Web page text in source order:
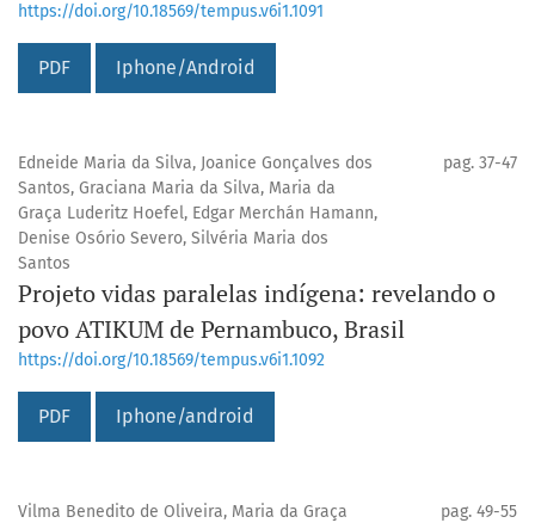
https://doi.org/10.18569/tempus.v6i1.1091
PDF Iphone/Android
Edneide Maria da Silva, Joanice Gonçalves dos
Santos, Graciana Maria da Silva, Maria da
Graça Luderitz Hoefel, Edgar Merchán Hamann,
Denise Osório Severo, Silvéria Maria dos
Santos
pag. 37-47
Projeto vidas paralelas indígena: revelando o
povo ATIKUM de Pernambuco, Brasil
https://doi.org/10.18569/tempus.v6i1.1092
PDF Iphone/android
Vilma Benedito de Oliveira, Maria da Graça
pag. 49-55